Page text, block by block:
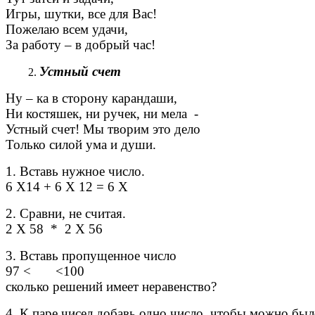
Игры, шутки, все для Вас!
Пожелаю всем удачи,
За работу – в добрый час!
Устный счет
Ну – ка в сторону карандаши,
Ни костяшек, ни ручек, ни мела -
Устный счет! Мы творим это дело
Только силой ума и души.
1. Вставь нужное число.
6 Х14 + 6 Х 12 = 6 Х
2. Сравни, не считая.
2 Х 58 * 2 Х 56
3. Вставь пропущенное число
97 < <100
сколько решений имеет неравенство?